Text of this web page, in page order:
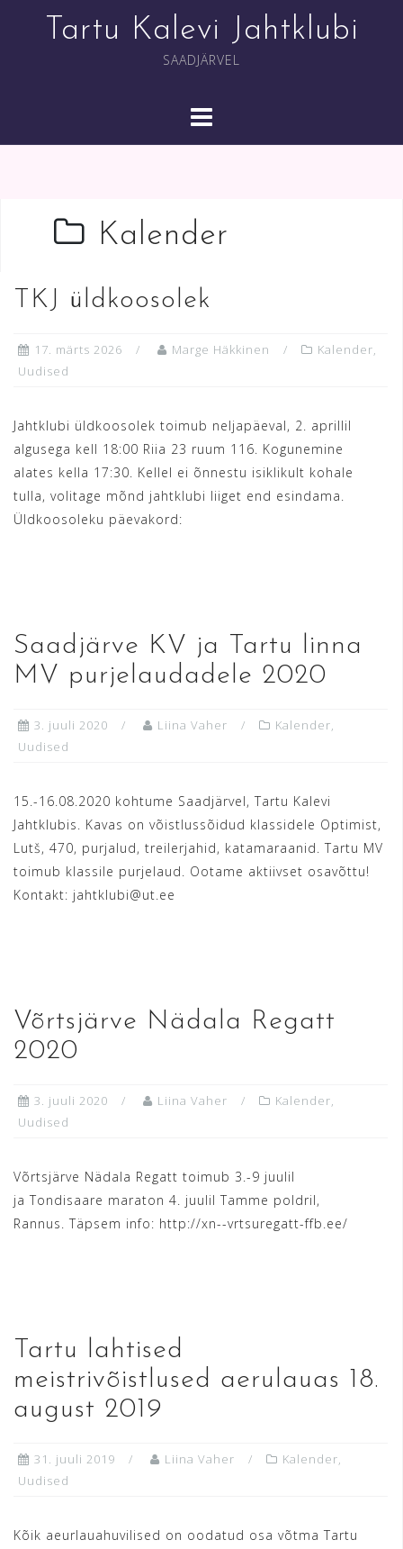
Tartu Kalevi Jahtklubi
SAADJÄRVEL
Kalender
TKJ üldkoosolek
17. märts 2026 Marge Häkkinen Kalender,
Uudised
Jahtklubi üldkoosolek toimub neljapäeval, 2. aprillil
algusega kell 18:00 Riia 23 ruum 116. Kogunemine
alates kella 17:30. Kellel ei õnnestu isiklikult kohale
tulla, volitage mõnd jahtklubi liiget end esindama.
Üldkoosoleku päevakord:
Saadjärve KV ja Tartu linna
MV purjelaudadele 2020
3. juuli 2020 Liina Vaher Kalender,
Uudised
15.-16.08.2020 kohtume Saadjärvel, Tartu Kalevi
Jahtklubis. Kavas on võistlussõidud klassidele Optimist,
Lutš, 470, purjalud, treilerjahid, katamaraanid. Tartu MV
toimub klassile purjelaud. Ootame aktiivset osavõttu!
Kontakt: jahtklubi@ut.ee
Võrtsjärve Nädala Regatt
2020
3. juuli 2020 Liina Vaher Kalender,
Uudised
Võrtsjärve Nädala Regatt toimub 3.-9 juulil
ja Tondisaare maraton 4. juulil Tamme poldril,
Rannus. Täpsem info: http://xn--vrtsuregatt-ffb.ee/
Tartu lahtised
meistrivõistlused aerulauas 18.
august 2019
31. juuli 2019 Liina Vaher Kalender,
Uudised
Kõik aeurlauahuvilised on oodatud osa võtma Tartu